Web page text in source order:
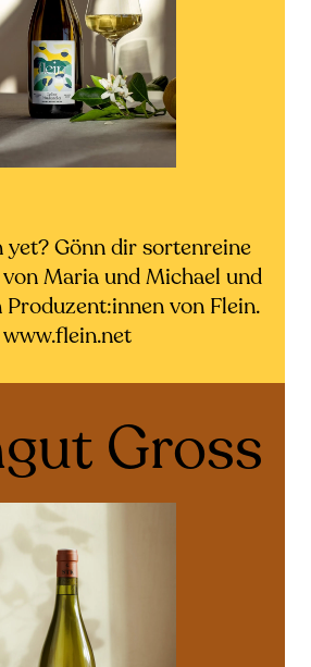
yet? Gönn dir sortenreine
Maria und Michael und
Produzent:innen von Flein.
www.flein.net
Gross